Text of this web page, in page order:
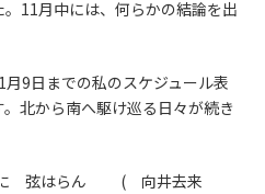
11月中には、何らかの結論を出
9日までの私のスケジュール表
北から南へ駆け巡る日々が続き
に 弦はらん ( 向井去来